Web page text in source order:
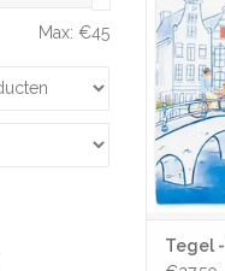
Max: €45
over
Tegel